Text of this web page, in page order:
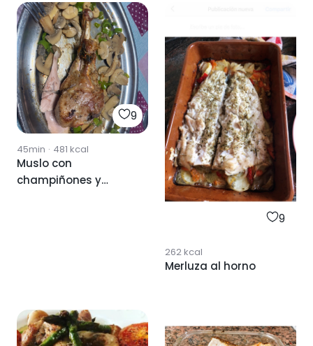
9
45min · 481 kcal
Muslo con
champiñones y
9
262kcal
Merluza al horno